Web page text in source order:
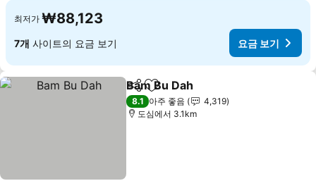
최저가 ₩88,123
7개 사이트의 요금 보기 요금 보기
공유 즐겨찾기에 추가
Bam Bu Dah
8.1 아주 좋음
4,319
도심에서 3.1km